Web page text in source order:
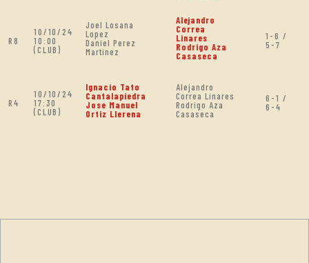
R8
10/10/24
10:00
(CLUB)
Joel Losana
Lopez
Daniel Perez
Martinez
Alejandro
Correa
Linares
Rodrigo Aza
Casaseca
1-6 /
5-7
R4
10/10/24
17:30
(CLUB)
Ignacio Tato
Cantalapiedra
Jose Manuel
Ortiz Llerena
Alejandro
Correa Linares
Rodrigo Aza
Casaseca
6-1 /
6-4